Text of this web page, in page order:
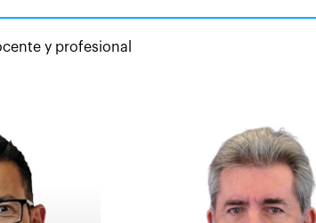
y profesional